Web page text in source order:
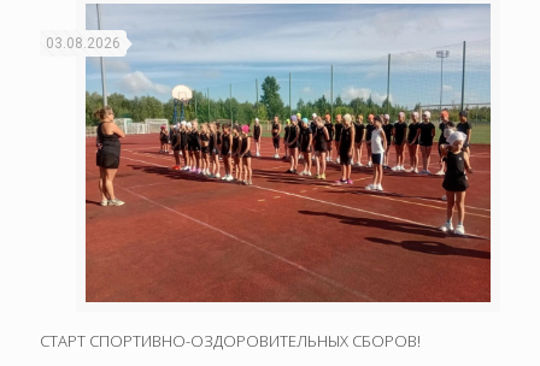
03.08.2026
СТАРТ СПОРТИВНО-ОЗДОРОВИТЕЛЬНЫХ СБОРОВ!